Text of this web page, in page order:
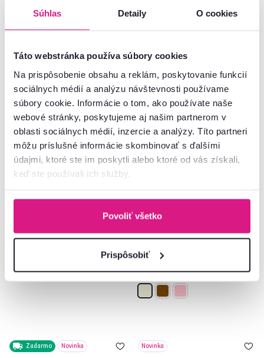
Súhlas Detaily O cookies
Táto webstránka používa súbory cookies
Na prispôsobenie obsahu a reklám, poskytovanie funkcií
sociálnych médií a analýzu návštevnosti používame
súbory cookie. Informácie o tom, ako používate naše
webové stránky, poskytujeme aj našim partnerom v
oblasti sociálnych médií, inzercie a analýzy. Títo partneri
môžu príslušné informácie skombinovať s ďalšími
údajmi, ktoré ste im poskytli alebo ktoré od vás získali,
keď ste používali ich služby.
Povoliť všetko
Prispôsobiť
Novinka
osvetlením, 160x200, béžová
249 €
90x200, MNAU
299 €
3 Farba - detailná
Zadarmo Novinka Novinka